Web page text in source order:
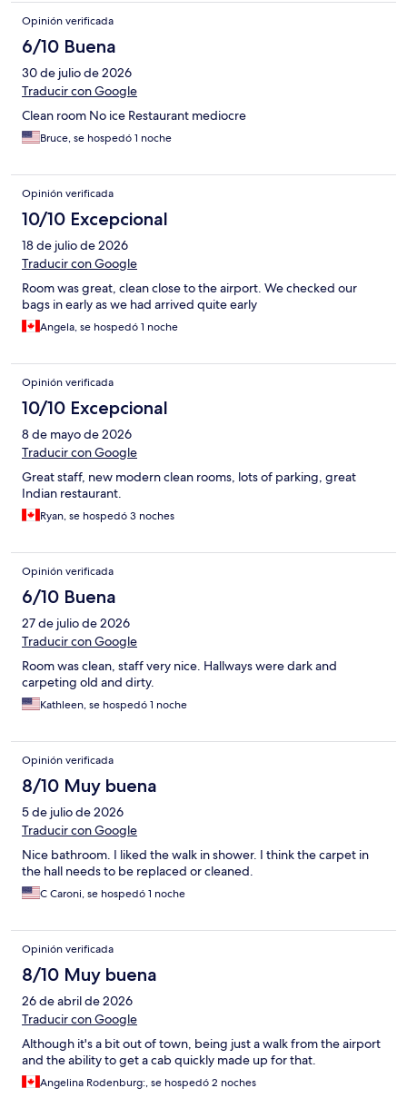
Opinión verificada
6/10 Buena
30 de julio de 2026
Traducir con Google
Clean room No ice Restaurant mediocre
Bruce, se hospedó 1 noche
Opinión verificada
10/10 Excepcional
18 de julio de 2026
Traducir con Google
Room was great, clean close to the airport. We checked our
bags in early as we had arrived quite early
Angela, se hospedó 1 noche
Opinión verificada
10/10 Excepcional
8 de mayo de 2026
Traducir con Google
Great staff, new modern clean rooms, lots of parking, great
Indian restaurant.
Ryan, se hospedó 3 noches
Opinión verificada
6/10 Buena
27 de julio de 2026
Traducir con Google
Room was clean, staff very nice. Hallways were dark and
carpeting old and dirty.
Kathleen, se hospedó 1 noche
Opinión verificada
8/10 Muy buena
5 de julio de 2026
Traducir con Google
Nice bathroom. I liked the walk in shower. I think the carpet in
the hall needs to be replaced or cleaned.
C Caroni, se hospedó 1 noche
Opinión verificada
8/10 Muy buena
26 de abril de 2026
Traducir con Google
Although it's a bit out of town, being just a walk from the airport
and the ability to get a cab quickly made up for that.
Angelina Rodenburg:, se hospedó 2 noches